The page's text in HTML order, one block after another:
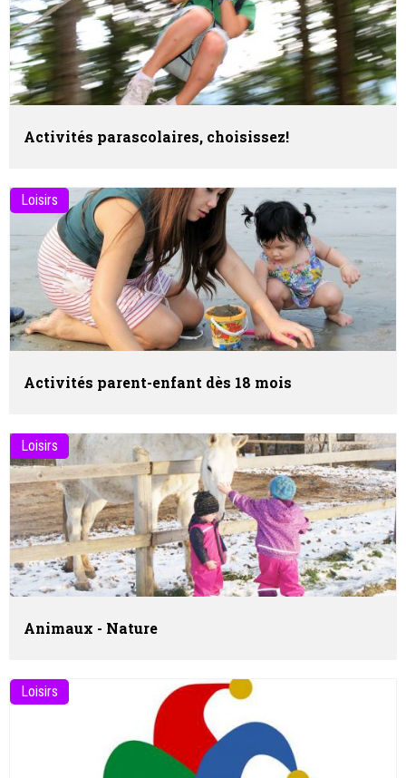
Activités parascolaires, choisissez!
Loisirs
Activités parent-enfant dès 18 mois
Loisirs
Animaux - Nature
Loisirs